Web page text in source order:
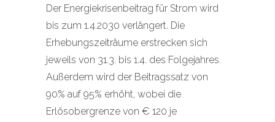
Der Energiekrisenbeitrag für Strom wird
bis zum 1.4.2030 verlängert. Die
Erhebungszeiträume erstrecken sich
jeweils von 31.3. bis 1.4. des Folgejahres.
Außerdem wird der Beitragssatz von
90% auf 95% erhöht, wobei die
Erlösobergrenze von € 120 je